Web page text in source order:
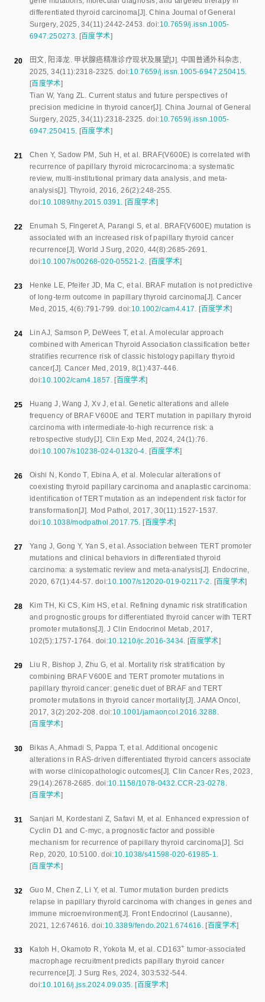
differentiated thyroid carcinoma [J].China Journal of General
Surgery,2025 ,34(11):2442-2453.doi:10.7659/j.issn.1005-
6947.250273. [百度学术]
20 田文, 阳泽龙. 甲状腺癌精准诊疗现状及展望 [J]. 中国普通外科杂志,
2025,34(11):2318-2325. doi:10.7659/j.issn.1005-6947.250415.
[百度学术]
Tian W, Yang ZL.Current status and future perspectives of
precision medicine in thyroid cancer[J]. China Journal of General
Surgery,2025 ,34(11):2318-2325.doi:10.7659/j.issn.1005-
6947.250415. [百度学术]
21 Chen Y, Sadow PM , Suh H ,et al . BRAF(V600E) is correlated with
recurrence of papillary thyroid microcarcinoma: a systematic
review, multi-institutional primary data analysis, and meta-
analysis[J]. Thyroid , 2016,26(2):248-255.
doi:10.1089/thy.2015.0391. [百度学术]
22 Enumah S, Fingeret A, Parangi S, et al . BRAF(V600E) mutation is
associated with an increased risk of papillary thyroid cancer
recurrence [J].World J Surg ,2020, 44(8):2685-2691.
doi:10.1007/s00268-020-05521-2 . [百度学术]
23 Henke LE, Pfeifer JD, Ma C,et al . BRAF mutation is not predictive
of long-term outcome in papillary thyroid carcinoma[J].Cancer
Med , 2015,4(6):791-799.doi:10.1002/cam4.417. [百度学术]
24 Lin AJ, Samson P, DeWees T,et al . A molecular approach
combined with American Thyroid Association classification better
stratifies recurrence risk of classic histology papillary thyroid
cancer[J]. Cancer Med ,2019 , 8(1):437-446.
doi:10.1002/cam4.1857 . [百度学术]
25 Huang J ,Wang J,Xv J ,et al . Genetic alterations and allele
frequency of BRAF V600E and TERT mutation in papillary thyroid
carcinoma with intermediate-to-high recurrence risk: a
retrospective study [J]. Clin Exp Med , 2024, 24(1):76 .
doi:10.1007/s10238-024-01320-4. [百度学术]
26 Oishi N , Kondo T, Ebina A, et al . Molecular alterations of
coexisting thyroid papillary carcinoma and anaplastic carcinoma:
identification of TERT mutation as an independent risk factor for
transformation [J]. Mod Pathol ,2017 ,30(11):1527-1537.
doi:10.1038/modpathol.2017.75. [百度学术]
27 Yang J, Gong Y, Yan S,et al . Association between TERT promoter
mutations and clinical behaviors in differentiated thyroid
carcinoma: a systematic review and meta-analysis[J]. Endocrine,
2020,67(1):44-57. doi:10.1007/s12020-019-02117-2 . [百度学术]
28 Kim TH , Ki CS, Kim HS,et al . Refining dynamic risk stratification
and prognostic groups for differentiated thyroid cancer with TERT
promoter mutations[J].J Clin Endocrinol Metab ,2017 ,
102(5):1757-1764. doi:10.1210/jc.2016-3434. [百度学术]
29 Liu R , Bishop J,Zhu G, et al . Mortality risk stratification by
combining BRAF V600E and TERT promoter mutations in
papillary thyroid cancer: genetic duet of BRAF and TERT
promoter mutations in thyroid cancer mortality [J].JAMA Oncol ,
2017,3(2):202-208 .doi:10.1001/jamaoncol.2016.3288.
[百度学术]
30 Bikas A,Ahmadi S, Pappa T,et al . Additional oncogenic
alterations in RAS-driven differentiated thyroid cancers associate
with worse clinicopathologic outcomes[J].Clin Cancer Res,2023 ,
29(14):2678-2685 . doi:10.1158/1078-0432.CCR-23-0278.
[百度学术]
31 Sanjari M , Kordestani Z,Safavi M , et al . Enhanced expression of
Cyclin D1 and C-myc, a prognostic factor and possible
mechanism for recurrence of papillary thyroid carcinoma [J]. Sci
Rep, 2020, 10:5100.doi:10.1038/s41598-020-61985-1.
[百度学术]
32 Guo M , Chen Z, Li Y, et al .Tumor mutation burden predicts
relapse in papillary thyroid carcinoma with changes in genes and
immune microenvironment[J]. Front Endocrinol (Lausanne),
2021, 12:674616.doi:10.3389/fendo.2021.674616 . [百度学术]
33 Katoh H ,Okamoto R ,Yokota M , et al .CD163+ tumor-associated
macrophage recruitment predicts papillary thyroid cancer
recurrence [J].J Surg Res, 2024, 303:532-544.
doi:10.1016/j.jss.2024.09.035. [百度学术]